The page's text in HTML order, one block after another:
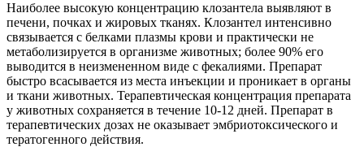
Наиболее высокую концентрацию клозантела выявляют в
печени, почках и жировых тканях. Клозантел интенсивно
связывается с белками плазмы крови и практически не
метаболизируется в организме животных; более 90% его
выводится в неизмененном виде с фекалиями. Препарат
быстро всасывается из места инъекции и проникает в органы
и ткани животных. Терапевтическая концентрация препарата
у животных сохраняется в течение 10-12 дней. Препарат в
терапевтических дозах не оказывает эмбриотоксического и
тератогенного действия.